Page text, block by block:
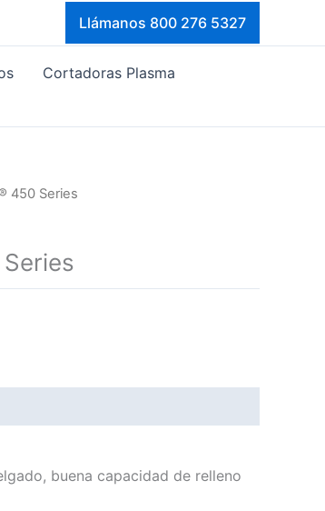
Llámanos 800 276 5327
Cortadoras Plasma
450 Series
buena capacidad de relleno